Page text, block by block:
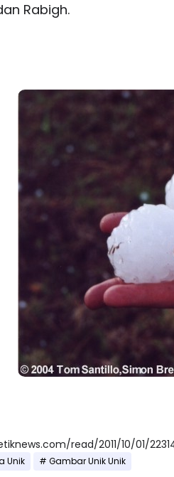
Rabigh.
read/2011/10/01/
Unik Gambar Unik Unik